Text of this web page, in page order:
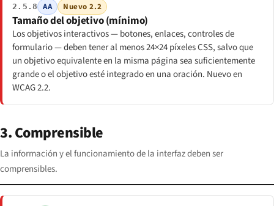
2.5.8 AA Nuevo 2.2
Tamaño del objetivo (mínimo)
Los objetivos interactivos — botones, enlaces, controles de
formulario — deben tener al menos 24×24 píxeles CSS, salvo que
un objetivo equivalente en la misma página sea suficientemente
grande o el objetivo esté integrado en una oración. Nuevo en
WCAG 2.2.
3. Comprensible
La información y el funcionamiento de la interfaz deben ser
comprensibles.